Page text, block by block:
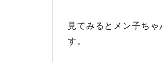
見てみるとメン子ち
す。